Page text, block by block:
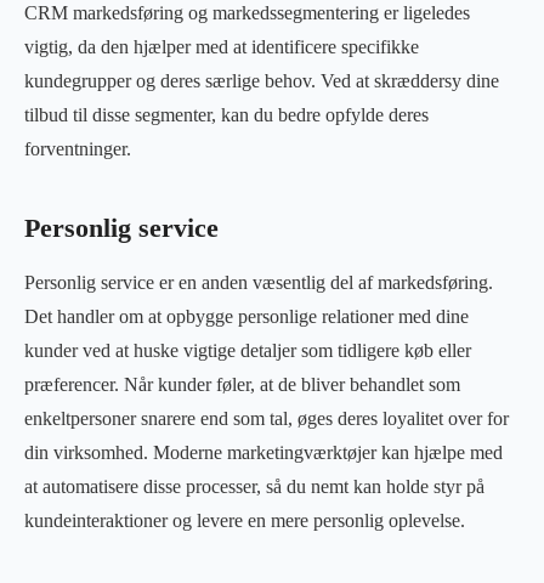
CRM markedsføring og markedssegmentering er ligeledes
vigtig, da den hjælper med at identificere specifikke
kundegrupper og deres særlige behov. Ved at skræddersy dine
tilbud til disse segmenter, kan du bedre opfylde deres
forventninger.
Personlig service
Personlig service er en anden væsentlig del af markedsføring.
Det handler om at opbygge personlige relationer med dine
kunder ved at huske vigtige detaljer som tidligere køb eller
præferencer. Når kunder føler, at de bliver behandlet som
enkeltpersoner snarere end som tal, øges deres loyalitet over for
din virksomhed. Moderne marketingværktøjer kan hjælpe med
at automatisere disse processer, så du nemt kan holde styr på
kundeinteraktioner og levere en mere personlig oplevelse.